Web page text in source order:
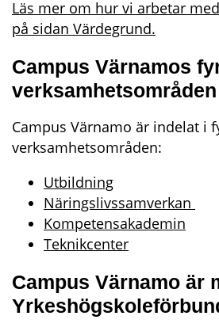
Läs mer om hur vi arbetar
på sidan Värdegrund.
Campus Värnamos
verksamhetsområden
Campus Värnamo är indelat i
verksamhetsområden:
Utbildning
Näringslivssamverkan
Kompetensakademin
Teknikcenter
Campus Värnamo är